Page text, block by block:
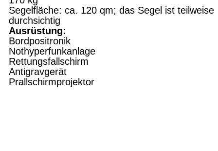
Segelfläche: ca. 120 qm; das Segel ist teil­weise
durchsichtig
Ausrüstung:
Bordpositronik
Nothyperfunkanlage
Rettungsfallschirm
Antigravgerät
Prallschirmprojektor